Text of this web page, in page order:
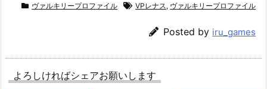
ヴァルキリープロファイル VPレナス , ヴァルキリープロファイル
Posted by iru_games
よろしければシェアお願いします